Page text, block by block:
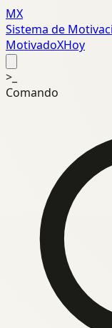
MX
Sistema de
MotivadoXHoy
>_
Comando